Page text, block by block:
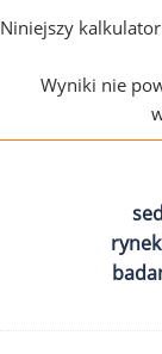
Niniejszy
Wyniki nie